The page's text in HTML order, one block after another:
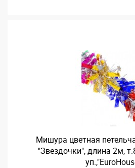
Мишура цветная
"Звездочки", длина 2м,